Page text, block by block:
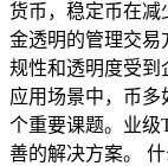
货币，稳定币在减
金透明的管理交易
规性和透明度受到
应用场景中，币
个重要课题。业级
善的解决方案。